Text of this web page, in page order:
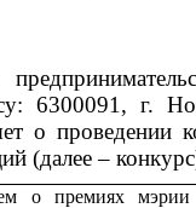
6300091, г.
о проведении
(далее –
о премиях мэрии